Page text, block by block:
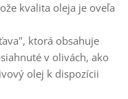
kvalita oleja je oveľa
ktorá obsahuje
v olivách, ako
olej k dispozícii